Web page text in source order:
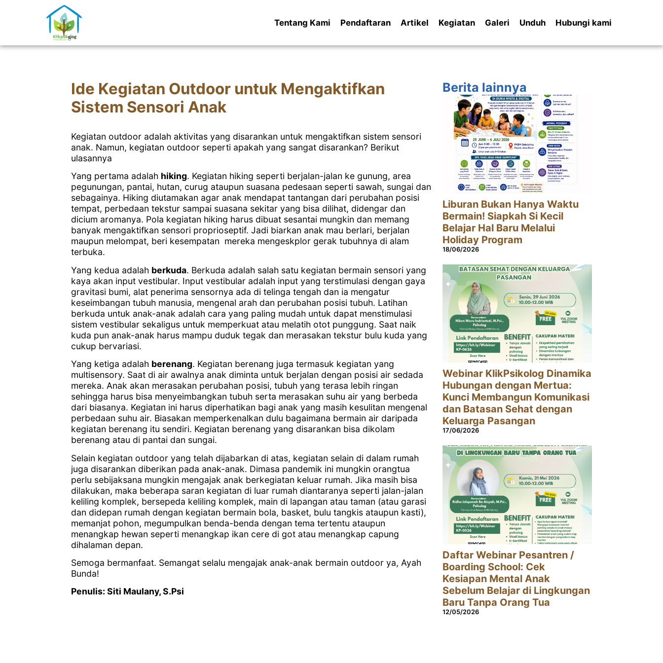
Tentang Kami Pendaftaran Artikel Kegiatan Galeri Unduh Hubungi kami
Ide Kegiatan Outdoor untuk Mengaktifkan
Sistem Sensori Anak
Kegiatan outdoor adalah aktivitas yang disarankan untuk mengaktifkan sistem sensori
anak. Namun, kegiatan outdoor seperti apakah yang sangat disarankan? Berikut
ulasannya
Yang pertama adalah hiking. Kegiatan hiking seperti berjalan-jalan ke gunung, area
pegunungan, pantai, hutan, curug ataupun suasana pedesaan seperti sawah, sungai dan
sebagainya. Hiking diutamakan agar anak mendapat tantangan dari perubahan posisi
tempat, perbedaan tekstur sampai suasana sekitar yang bisa dilihat, didengar dan
dicium aromanya. Pola kegiatan hiking harus dibuat sesantai mungkin dan memang
banyak mengaktifkan sensori proprioseptif. Jadi biarkan anak mau berlari, berjalan
maupun melompat, beri kesempatan mereka mengeskplor gerak tubuhnya di alam
terbuka.
Yang kedua adalah berkuda. Berkuda adalah salah satu kegiatan bermain sensori yang
kaya akan input vestibular. Input vestibular adalah input yang terstimulasi dengan gaya
gravitasi bumi, alat penerima sensornya ada di telinga tengah dan ia mengatur
keseimbangan tubuh manusia, mengenal arah dan perubahan posisi tubuh. Latihan
berkuda untuk anak-anak adalah cara yang paling mudah untuk dapat menstimulasi
sistem vestibular sekaligus untuk memperkuat atau melatih otot punggung. Saat naik
kuda pun anak-anak harus mampu duduk tegak dan merasakan tekstur bulu kuda yang
cukup bervariasi.
Yang ketiga adalah berenang. Kegiatan berenang juga termasuk kegiatan yang
multisensory. Saat di air awalnya anak diminta untuk berjalan dengan posisi air sedada
mereka. Anak akan merasakan perubahan posisi, tubuh yang terasa lebih ringan
sehingga harus bisa menyeimbangkan tubuh serta merasakan suhu air yang berbeda
dari biasanya. Kegiatan ini harus diperhatikan bagi anak yang masih kesulitan mengenal
perbedaan suhu air. Biasakan memperkenalkan dulu bagaimana bermain air daripada
kegiatan berenang itu sendiri. Kegiatan berenang yang disarankan bisa dikolam
berenang atau di pantai dan sungai.
Selain kegiatan outdoor yang telah dijabarkan di atas, kegiatan selain di dalam rumah
juga disarankan diberikan pada anak-anak. Dimasa pandemik ini mungkin orangtua
perlu sebijaksana mungkin mengajak anak berkegiatan keluar rumah. Jika masih bisa
dilakukan, maka beberapa saran kegiatan di luar rumah diantaranya seperti jalan-jalan
keliling komplek, bersepeda keliling komplek, main di lapangan atau taman (atau garasi
dan didepan rumah dengan kegiatan bermain bola, basket, bulu tangkis ataupun kasti),
memanjat pohon, megumpulkan benda-benda dengan tema tertentu ataupun
menangkap hewan seperti menangkap ikan cere di got atau menangkap capung
dihalaman depan.
Semoga bermanfaat. Semangat selalu mengajak anak-anak bermain outdoor ya, Ayah
Bunda!
Penulis: Siti Maulany, S.Psi
Berita lainnya
Liburan Bukan Hanya Waktu
Bermain! Siapkah Si Kecil
Belajar Hal Baru Melalui
Holiday Program
18/06/2026
Webinar KlikPsikolog Dinamika
Hubungan dengan Mertua:
Kunci Membangun Komunikasi
dan Batasan Sehat dengan
Keluarga Pasangan
17/06/2026
Daftar Webinar Pesantren /
Boarding School: Cek
Kesiapan Mental Anak
Sebelum Belajar di Lingkungan
Baru Tanpa Orang Tua
12/05/2026